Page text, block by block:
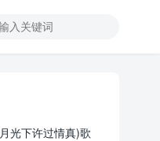
光下许过情真)歌